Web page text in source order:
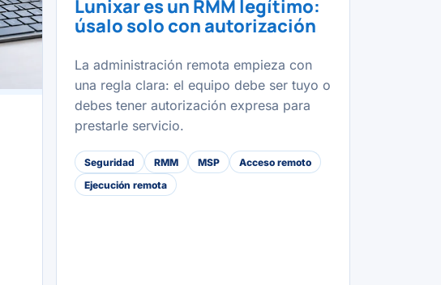
Lunixar es un RMM legítimo:
úsalo solo con autorización
La administración remota empieza con
una regla clara: el equipo debe ser tuyo o
debes tener autorización expresa para
prestarle servicio.
Seguridad RMM MSP
Acceso remoto
Ejecución remota